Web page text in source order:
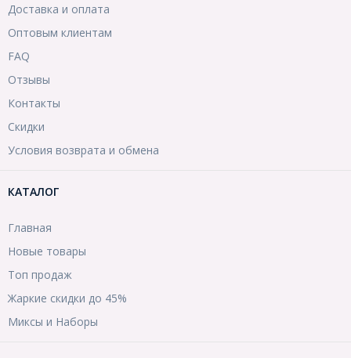
Доставка и оплата
Оптовым клиентам
FAQ
Отзывы
Контакты
Скидки
Условия возврата и обмена
КАТАЛОГ
Главная
Новые товары
Топ продаж
Жаркие скидки до 45%
Миксы и Наборы